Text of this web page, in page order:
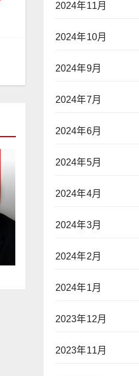
2024年11月
2024年10月
2024年9月
2024年7月
2024年6月
2024年5月
2024年4月
2024年3月
2024年2月
2024年1月
2023年12月
2023年11月